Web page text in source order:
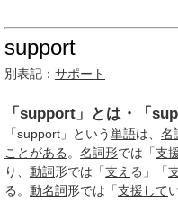
support
別表記： サポート
「support」とは・「
「support」という単語は、 名
ことがある 。 名詞形では「支
り、 動詞形では「支え る」「
る。 動名詞形では「支援して